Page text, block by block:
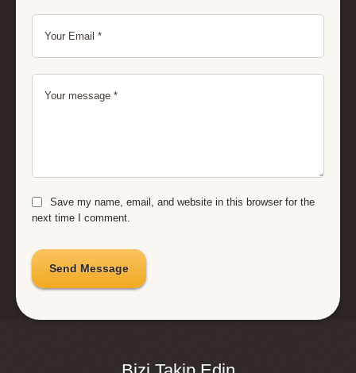
Save my name, email, and website in this browser for the
next time I comment.
Send Message